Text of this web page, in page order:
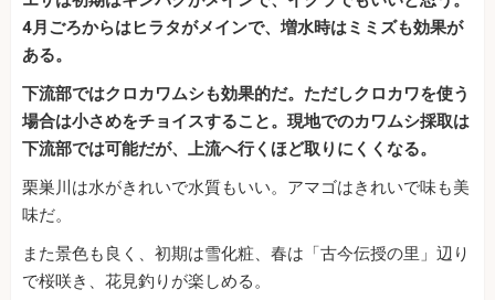
4月ごろからはヒラタがメインで、増水時はミミズも効果が
ある。
下流部ではクロカワムシも効果的だ。ただしクロカワを使う
場合は小さめをチョイスすること。現地でのカワムシ採取は
下流部では可能だが、上流へ行くほど取りにくくなる。
栗巣川は水がきれいで水質もいい。アマゴはきれいで味も美
味だ。
また景色も良く、初期は雪化粧、春は「古今伝授の里」辺り
で桜咲き、花見釣りが楽しめる。